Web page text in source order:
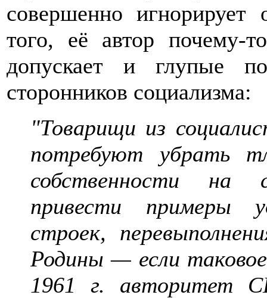
совершенно игнорирует
того, её автор почему-
допускает и глупые
сторонников социализма:
"Товарищи из
потребуют убрать
собственности на
привести примеры
строек,
Родины — если
1961 г. авторитет